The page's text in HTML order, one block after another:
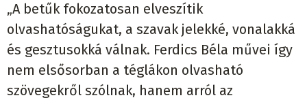
„A betűk fokozatosan elveszítik
olvashatóságukat, a szavak jelekké, vonalakká
és gesztusokká válnak. Ferdics Béla művei így
nem elsősorban a téglákon olvasható
szövegekről szólnak, hanem arról az